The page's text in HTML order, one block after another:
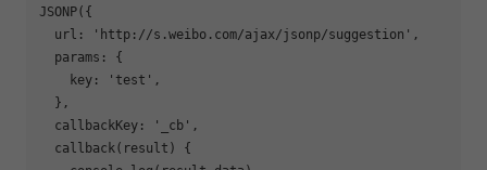
JSONP({
  url: 'http://s.weibo.com/ajax/jsonp/suggestion',
  params: {
    key: 'test',
  },
  callbackKey: '_cb',
  callback(result) {